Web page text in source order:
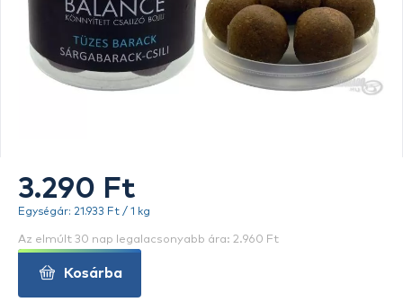
3.290 Ft
Egységár: 21.933 Ft / 1 kg
Az elmúlt 30 nap legalacsonyabb ára: 2.960 Ft
Kosárba